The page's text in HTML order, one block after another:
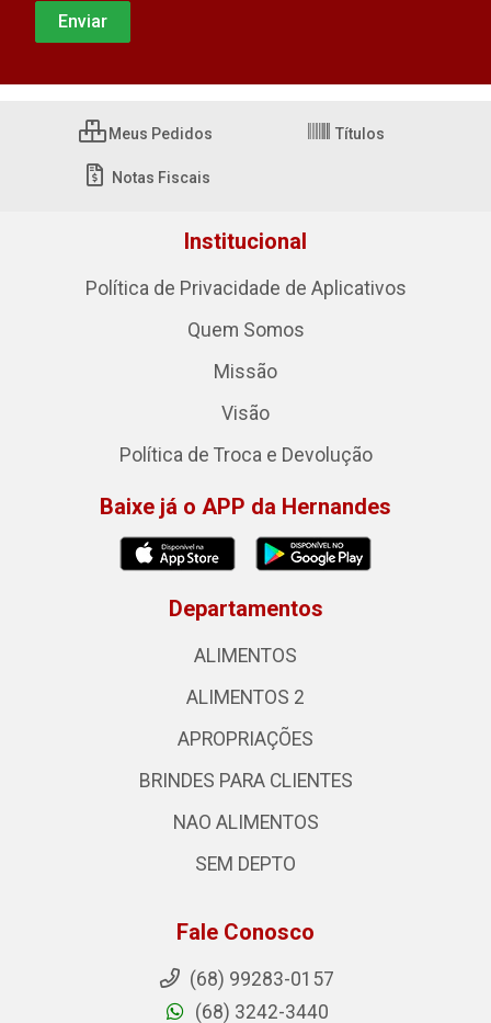
Meus Pedidos Títulos
Notas Fiscais
Institucional
Política de Privacidade de Aplicativos
Quem Somos
Missão
Visão
Política de Troca e Devolução
Baixe já o APP da Hernandes
Departamentos
ALIMENTOS
ALIMENTOS 2
APROPRIAÇÕES
BRINDES PARA CLIENTES
NAO ALIMENTOS
SEM DEPTO
Fale Conosco
(68) 99283-0157
(68) 3242-3440